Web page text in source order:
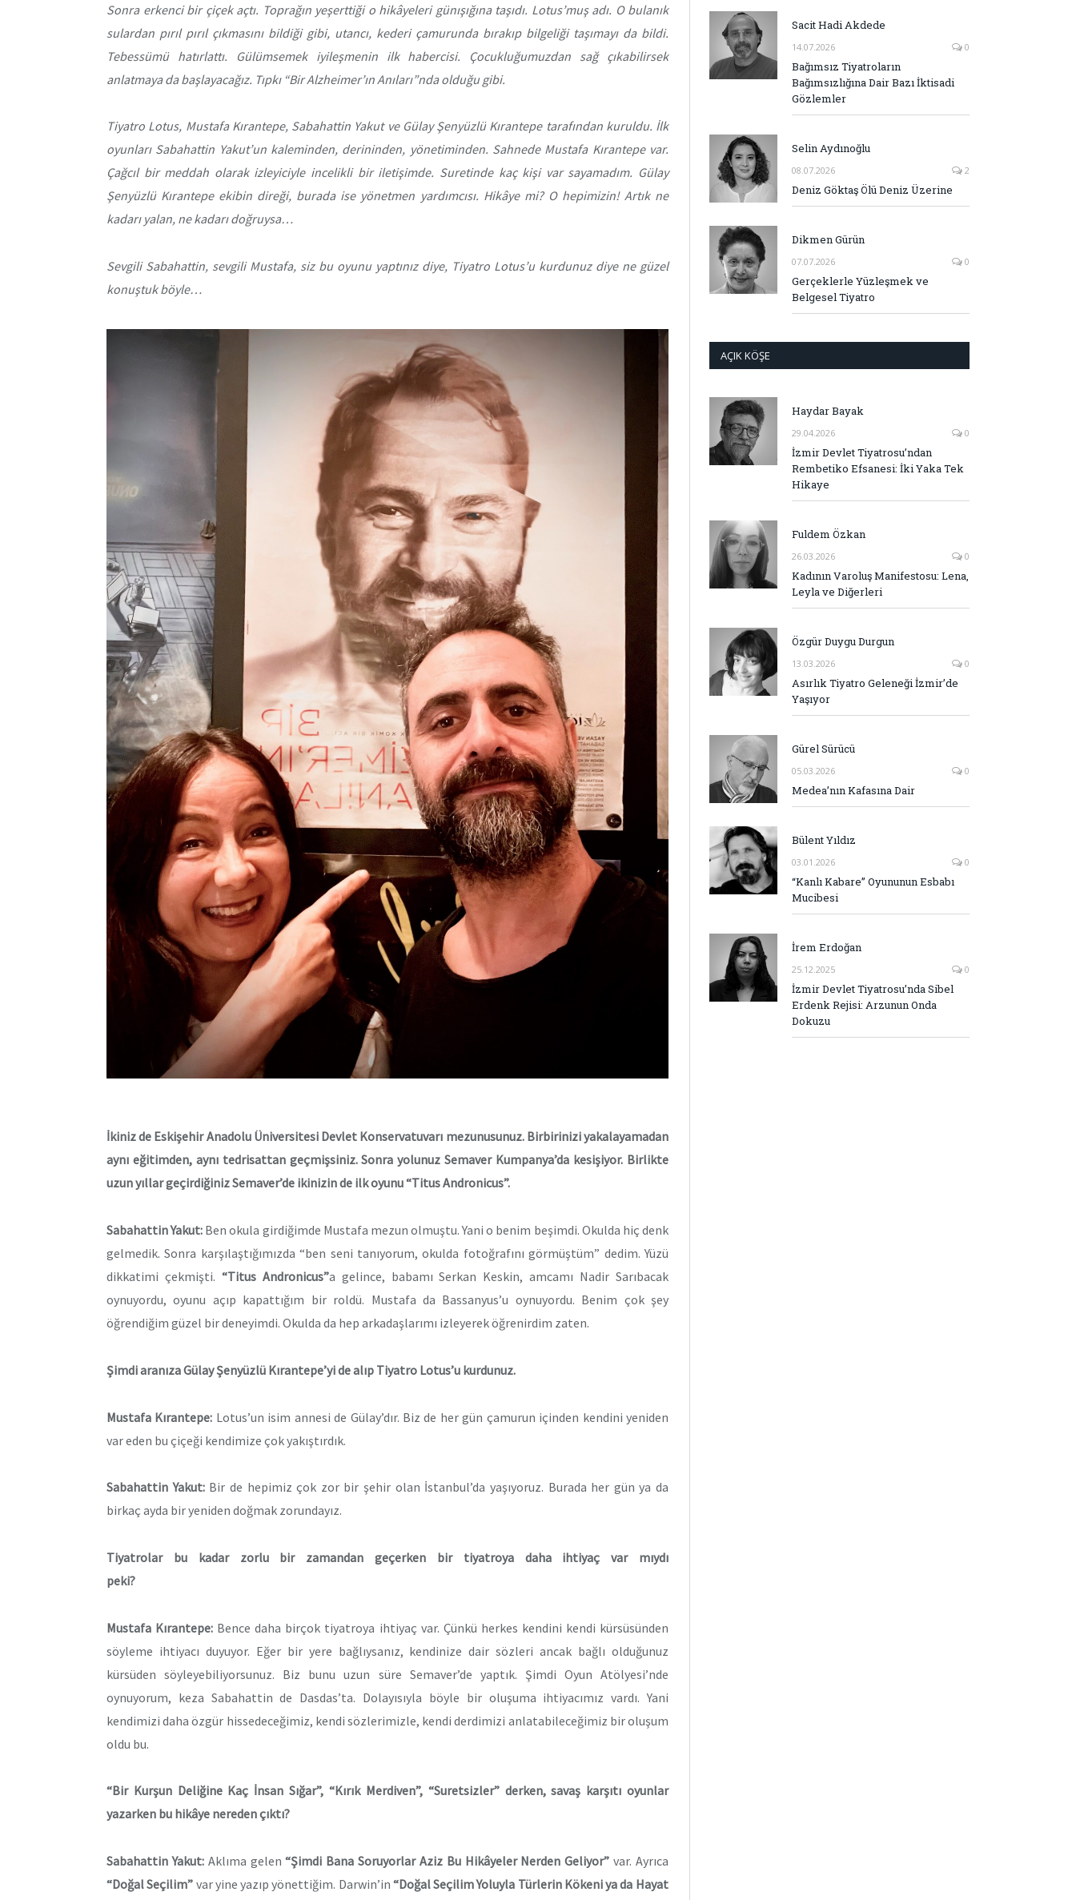
Sonra erkenci bir çiçek açtı. Toprağın yeşerttiği o hikâyeleri günışığına taşıdı. Lotus’muş adı. O bulanık
sulardan pırıl pırıl çıkmasını bildiği gibi, utancı, kederi çamurunda bırakıp bilgeliği taşımayı da bildi.
Tebessümü hatırlattı. Gülümsemek iyileşmenin ilk habercisi. Çocukluğumuzdan sağ çıkabilirsek
anlatmaya da başlayacağız. Tıpkı “Bir Alzheimer’ın Anıları”nda olduğu gibi.
Tiyatro Lotus, Mustafa Kırantepe, Sabahattin Yakut ve Gülay Şenyüzlü Kırantepe tarafından kuruldu. İlk
oyunları Sabahattin Yakut’un kaleminden, derininden, yönetiminden. Sahnede Mustafa Kırantepe var.
Çağcıl bir meddah olarak izleyiciyle incelikli bir iletişimde. Suretinde kaç kişi var sayamadım. Gülay
Şenyüzlü Kırantepe ekibin direği, burada ise yönetmen yardımcısı. Hikâye mi? O hepimizin! Artık ne
kadarı yalan, ne kadarı doğruysa…
Sevgili Sabahattin, sevgili Mustafa, siz bu oyunu yaptınız diye, Tiyatro Lotus’u kurdunuz diye ne güzel
konuştuk böyle…
İkiniz de Eskişehir Anadolu Üniversitesi Devlet Konservatuvarı mezunusunuz. Birbirinizi yakalayamadan
aynı eğitimden, aynı tedrisattan geçmişsiniz. Sonra yolunuz Semaver Kumpanya’da kesişiyor. Birlikte
uzun yıllar geçirdiğiniz Semaver’de ikinizin de ilk oyunu “Titus Andronicus”.
Sabahattin Yakut: Ben okula girdiğimde Mustafa mezun olmuştu. Yani o benim beşimdi. Okulda hiç denk
gelmedik. Sonra karşılaştığımızda “ben seni tanıyorum, okulda fotoğrafını görmüştüm” dedim. Yüzü
dikkatimi çekmişti. “Titus Andronicus”a gelince, babamı Serkan Keskin, amcamı Nadir Sarıbacak
oynuyordu, oyunu açıp kapattığım bir roldü. Mustafa da Bassanyus’u oynuyordu. Benim çok şey
öğrendiğim güzel bir deneyimdi. Okulda da hep arkadaşlarımı izleyerek öğrenirdim zaten.
Şimdi aranıza Gülay Şenyüzlü Kırantepe’yi de alıp Tiyatro Lotus’u kurdunuz.
Mustafa Kırantepe: Lotus’un isim annesi de Gülay’dır. Biz de her gün çamurun içinden kendini yeniden
var eden bu çiçeği kendimize çok yakıştırdık.
Sabahattin Yakut:Bir de hepimiz çok zor bir şehir olan İstanbul’da yaşıyoruz. Burada her gün ya da
birkaç ayda bir yeniden doğmak zorundayız.
Tiyatrolar bu kadar zorlu bir zamandan geçerken bir tiyatroya daha ihtiyaç var mıydı
peki?
Mustafa Kırantepe: Bence daha birçok tiyatroya ihtiyaç var. Çünkü herkes kendini kendi kürsüsünden
söyleme ihtiyacı duyuyor. Eğer bir yere bağlıysanız, kendinize dair sözleri ancak bağlı olduğunuz
kürsüden söyleyebiliyorsunuz. Biz bunu uzun süre Semaver’de yaptık. Şimdi Oyun Atölyesi’nde
oynuyorum, keza Sabahattin de Dasdas’ta. Dolayısıyla böyle bir oluşuma ihtiyacımız vardı. Yani
kendimizi daha özgür hissedeceğimiz, kendi sözlerimizle, kendi derdimizi anlatabileceğimiz bir oluşum
oldu bu.
“Bir Kurşun Deliğine Kaç İnsan Sığar”, “Kırık Merdiven”, “Suretsizler” derken, savaş karşıtı oyunlar
yazarken bu hikâye nereden çıktı?
Sabahattin Yakut: Aklıma gelen“Şimdi Bana Soruyorlar Aziz Bu Hikâyeler Nerden Geliyor” var. Ayrıca
“Doğal Seçilim” var yine yazıp yönettiğim. Darwin’in “Doğal Seçilim Yoluyla Türlerin Kökeni ya da Hayat
Sacit Hadi Akdede
14.07.2026 0
Bağımsız Tiyatroların
Bağımsızlığına Dair Bazı İktisadi
Gözlemler
Selin Aydınoğlu
08.07.2026 2
Deniz Göktaş Ölü Deniz Üzerine
Dikmen Gürün
07.07.2026 0
Gerçeklerle Yüzleşmek ve
Belgesel Tiyatro
AÇIK KÖŞE
Haydar Bayak
29.04.2026 0
İzmir Devlet Tiyatrosu’ndan
Rembetiko Efsanesi: İki Yaka Tek
Hikaye
Fuldem Özkan
26.03.2026 0
Kadının Varoluş Manifestosu: Lena,
Leyla ve Diğerleri
Özgür Duygu Durgun
13.03.2026 0
Asırlık Tiyatro Geleneği İzmir’de
Yaşıyor
Gürel Sürücü
05.03.2026 0
Medea’nın Kafasına Dair
Bülent Yıldız
03.01.2026 0
“Kanlı Kabare” Oyununun Esbabı
Mucibesi
İrem Erdoğan
25.12.2025 0
İzmir Devlet Tiyatrosu’nda Sibel
Erdenk Rejisi: Arzunun Onda
Dokuzu